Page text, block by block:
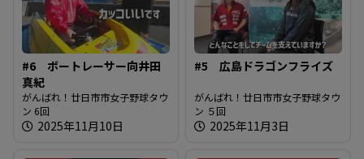
#6 ボートレーサー向井田
真紀
がんばれ！廿日市市女子野球タウ
ン 6回
2025年11月10日
#5 広島ドラゴンフライズ
がんばれ！廿日市市女子野球タウ
ン ５回
2025年11月3日